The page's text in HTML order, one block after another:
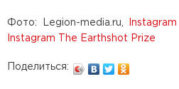
Фото: Legion-media.ru,
Instagram The Earthshot Prize
Поделиться: